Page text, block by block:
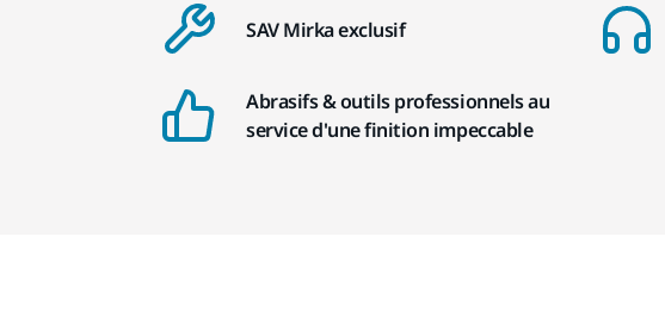
SAV Mirka exclusif
Abrasifs & outils professionnels au
service d'une finition impeccable